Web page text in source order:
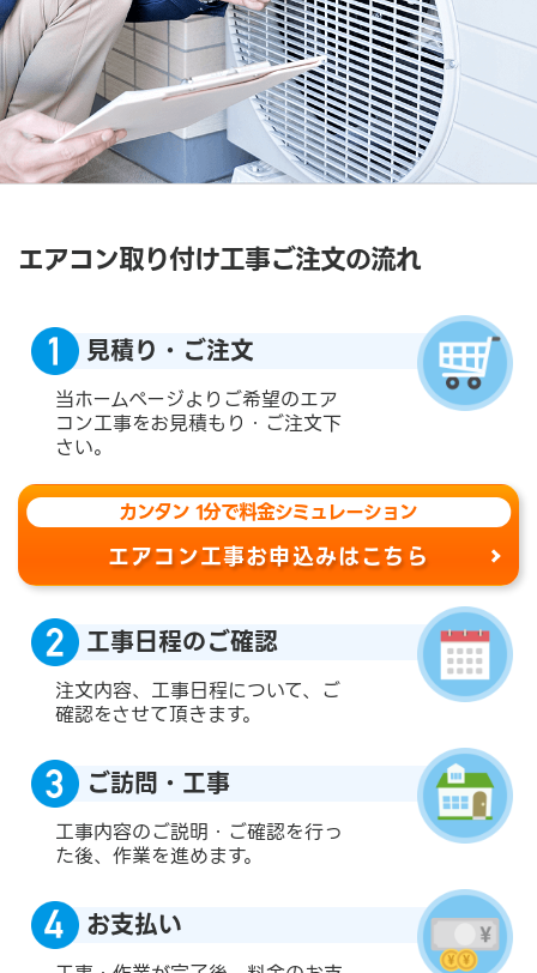
エアコン取り付け工事ご注文の流れ
見積り・ご注文
当ホームページよりご希望のエア
コン工事をお見積もり・ご注文下
さい。
カンタン 1分で料金シミュレーション
エアコン工事お申込みはこちら
工事日程のご確認
注文内容、工事日程について、ご
確認をさせて頂きます。
ご訪問・工事
工事内容のご説明・ご確認を行っ
た後、作業を進めます。
お支払い